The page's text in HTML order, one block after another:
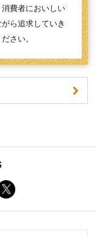
費者においしい
ら追求していき
さい。